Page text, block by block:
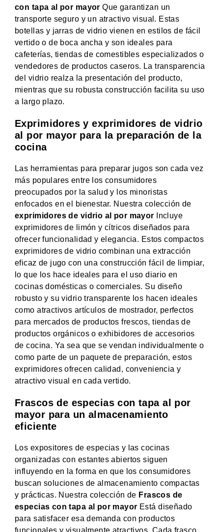
con tapa al por mayor Que garantizan un
transporte seguro y un atractivo visual. Estas
botellas y jarras de vidrio vienen en estilos de fácil
vertido o de boca ancha y son ideales para
cafeterías, tiendas de comestibles especializados o
vendedores de productos caseros. La transparencia
del vidrio realza la presentación del producto,
mientras que su robusta construcción facilita su uso
a largo plazo.
Exprimidores y exprimidores de vidrio
al por mayor para la preparación de la
cocina
Las herramientas para preparar jugos son cada vez
más populares entre los consumidores
preocupados por la salud y los minoristas
enfocados en el bienestar. Nuestra colección de
exprimidores de vidrio al por mayor Incluye
exprimidores de limón y cítricos diseñados para
ofrecer funcionalidad y elegancia. Estos compactos
exprimidores de vidrio combinan una extracción
eficaz de jugo con una construcción fácil de limpiar,
lo que los hace ideales para el uso diario en
cocinas domésticas o comerciales. Su diseño
robusto y su vidrio transparente los hacen ideales
como atractivos artículos de mostrador, perfectos
para mercados de productos frescos, tiendas de
productos orgánicos o exhibidores de accesorios
de cocina. Ya sea que se vendan individualmente o
como parte de un paquete de preparación, estos
exprimidores ofrecen calidad, conveniencia y
atractivo visual en cada vertido.
Frascos de especias con tapa al por
mayor para un almacenamiento
eficiente
Los expositores de especias y las cocinas
organizadas con estantes abiertos siguen
influyendo en la forma en que los consumidores
buscan soluciones de almacenamiento compactas
y prácticas. Nuestra colección de Frascos de
especias con tapa al por mayor Está diseñado
para satisfacer esa demanda con productos